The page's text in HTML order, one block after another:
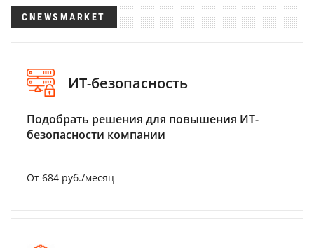
CNEWSMARKET
ИТ-безопасность
Подобрать решения для повышения ИТ-
безопасности компании
От 684 руб./месяц